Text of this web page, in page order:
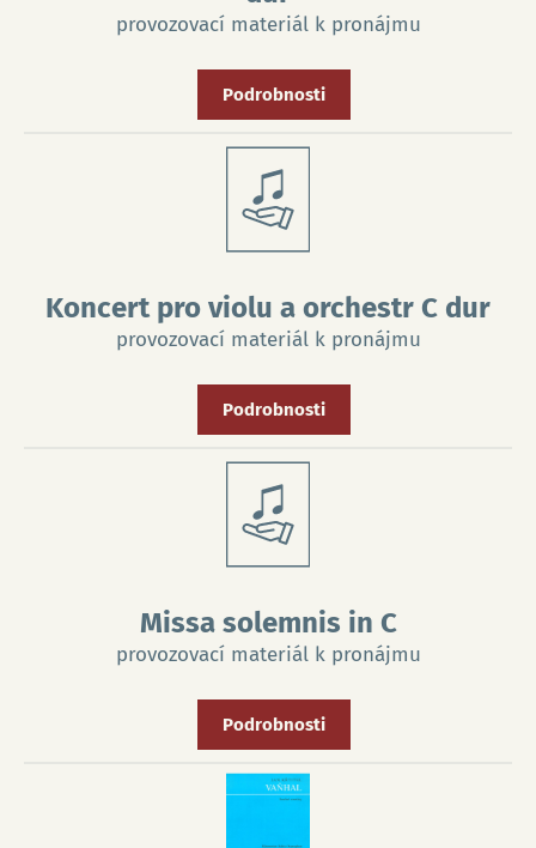
provozovací materiál k pronájmu
Podrobnosti
Koncert pro violu a orchestr C dur
provozovací materiál k pronájmu
Podrobnosti
Missa solemnis in C
provozovací materiál k pronájmu
Podrobnosti